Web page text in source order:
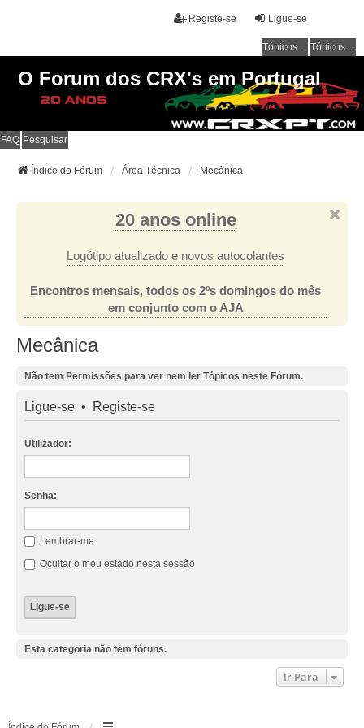
Ligue-se
Registe-se
Tópicos sem resposta Tópicos ativos
O Forum dos CRX's em Portugal
FAQ Pesquisar
Índice do Fórum Área Técnica Mecânica
20 anos online
Logótipo atualizado e novos autocolantes
Encontros mensais, todos os 2ºs domingos do mês
em conjunto com o AJA
Mecânica
Não tem Permissões para ver nem ler Tópicos neste Fórum.
Ligue-se • Registe-se
Utilizador:
Senha:
Lembrar-me
Ocultar o meu estado nesta sessão
Esta categoria não tem fóruns.
Ir Para